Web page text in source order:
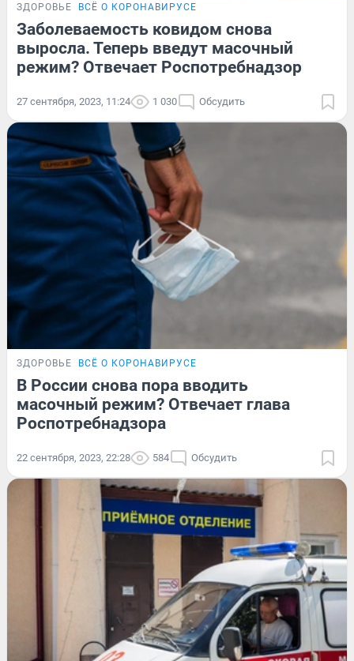
ЗДОРОВЬЕ ВСЁ О КОРОНАВИРУСЕ
Заболеваемость ковидом снова
выросла. Теперь введут масочный
режим? Отвечает Роспотребнадзор
27 сентября, 2023, 11:24 1 030 Обсудить
ЗДОРОВЬЕ ВСЁ О КОРОНАВИРУСЕ
В России снова пора вводить
масочный режим? Отвечает глава
Роспотребнадзора
22 сентября, 2023, 22:28 584 Обсудить